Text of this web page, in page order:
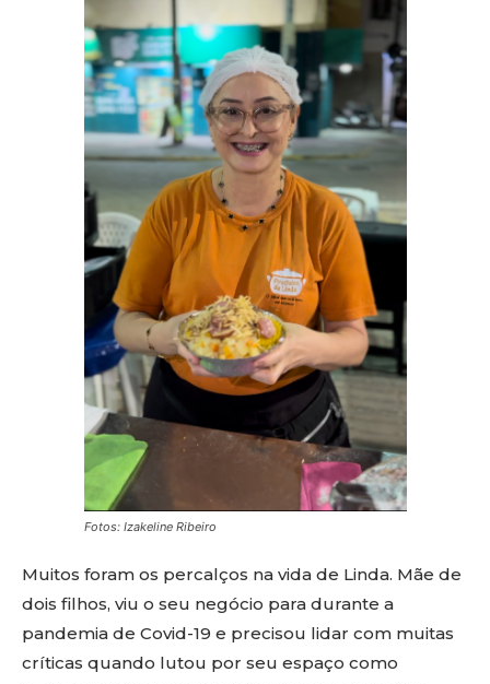
Fotos: Izakeline Ribeiro
Muitos foram os percalços na vida de Linda. Mãe de
dois filhos, viu o seu negócio para durante a
pandemia de Covid-19 e precisou lidar com muitas
críticas quando lutou por seu espaço como